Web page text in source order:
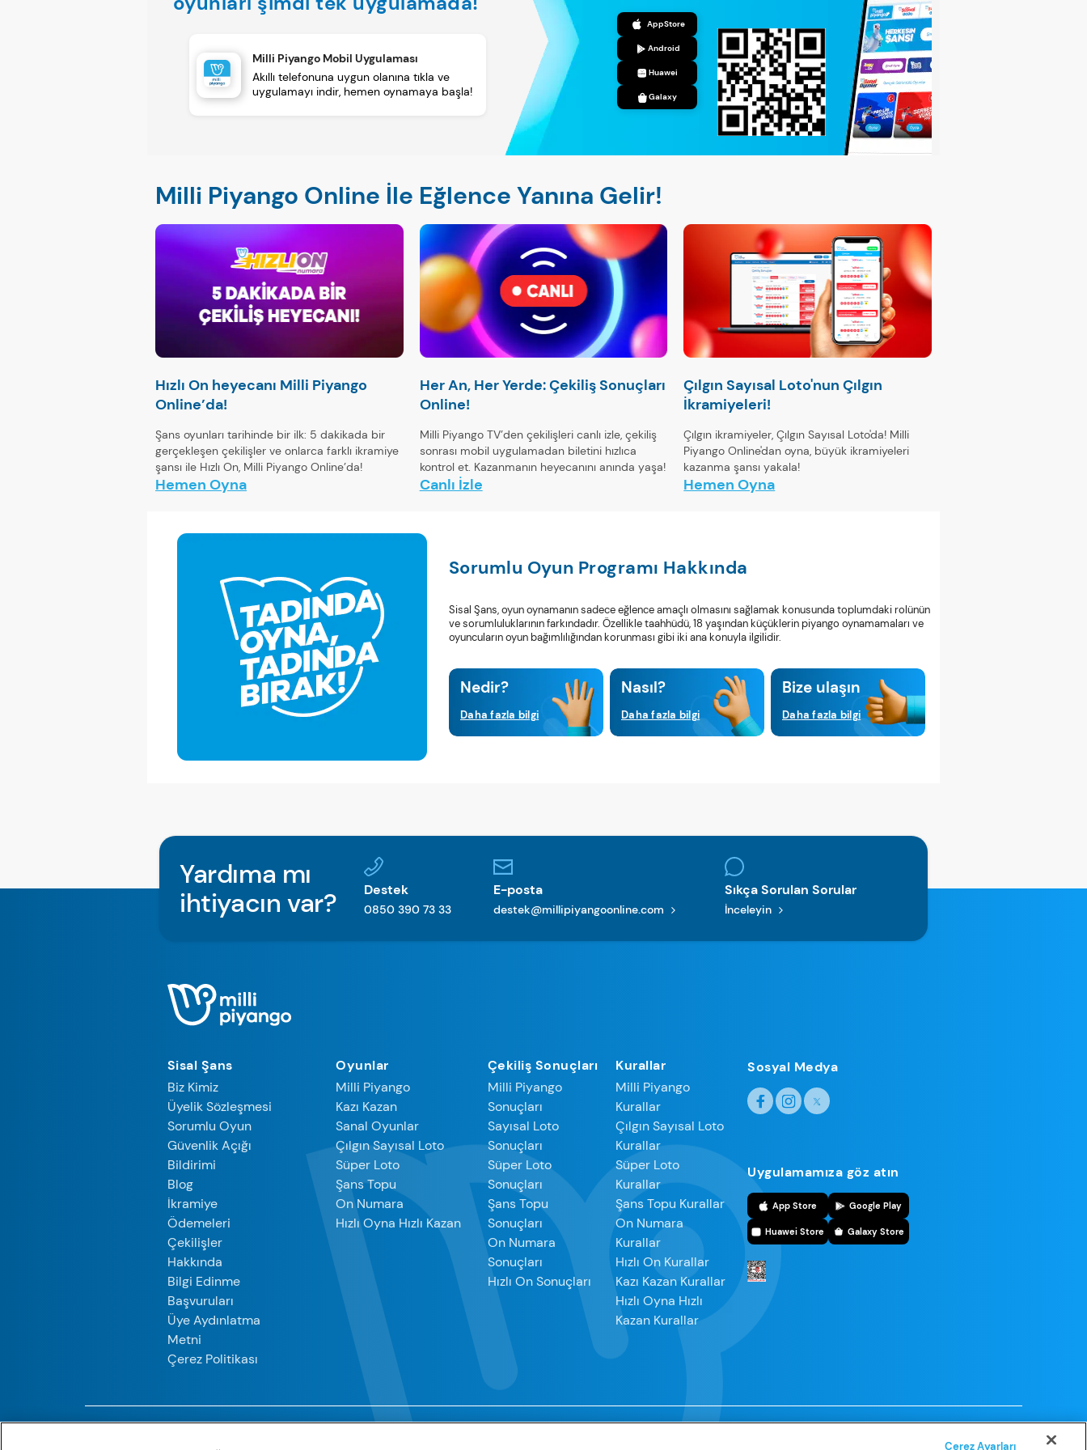
Milli Piyango Mobil Uygulaması
Akıllı telefonuna uygun olanına tıkla ve
uygulamayı indir, hemen oynamaya başla!
AppStore
Android
Huawei
Galaxy
Milli Piyango Online İle Eğlence Yanına Gelir!
Hızlı On heyecanı Milli Piyango
Online’da!
Şans oyunları tarihinde bir ilk: 5 dakikada bir
gerçekleşen çekilişler ve onlarca farklı ikramiye
şansı ile Hızlı On, Milli Piyango Online’da!
Hemen Oyna
Her An, Her Yerde: Çekiliş Sonuçları
Online!
Milli Piyango TV’den çekilişleri canlı izle, çekiliş
sonrası mobil uygulamadan biletini hızlıca
kontrol et. Kazanmanın heyecanını anında yaşa!
Canlı İzle
Çılgın Sayısal Loto'nun Çılgın
İkramiyeleri!
Çılgın ikramiyeler, Çılgın Sayısal Loto'da! Milli
Piyango Online'dan oyna, büyük ikramiyeleri
kazanma şansı yakala!
Hemen Oyna
Sorumlu Oyun Programı Hakkında
Sisal Şans, oyun oynamanın sadece eğlence amaçlı olmasını sağlamak konusunda toplumdaki rolünün
ve sorumluluklarının farkındadır. Özellikle taahhüdü, 18 yaşından küçüklerin piyango oynamamaları ve
oyuncuların oyun bağımlılığından korunması gibi iki ana konuyla ilgilidir.
Nedir?
Daha fazla bilgi
Nasıl?
Daha fazla bilgi
Bize ulaşın
Daha fazla bilgi
Yardıma mı
ihtiyacın var?
Destek
0850 390 73 33
E-posta
destek@millipiyangoonline.com
Sıkça Sorulan Sorular
İnceleyin
Sisal Şans
Biz Kimiz
Üyelik Sözleşmesi
Sorumlu Oyun
Güvenlik Açığı
Bildirimi
Blog
İkramiye
Ödemeleri
Çekilişler
Hakkında
Bilgi Edinme
Başvuruları
Üye Aydınlatma
Metni
Çerez Politikası
Oyunlar
Milli Piyango
Kazı Kazan
Sanal Oyunlar
Çılgın Sayısal Loto
Süper Loto
Şans Topu
On Numara
Hızlı Oyna Hızlı Kazan
Çekiliş Sonuçları
Milli Piyango
Sonuçları
Sayısal Loto
Sonuçları
Süper Loto
Sonuçları
Şans Topu
Sonuçları
On Numara
Sonuçları
Hızlı On Sonuçları
Kurallar
Milli Piyango
Kurallar
Çılgın Sayısal Loto
Kurallar
Süper Loto
Kurallar
Şans Topu Kurallar
On Numara
Kurallar
Hızlı On Kurallar
Kazı Kazan Kurallar
Hızlı Oyna Hızlı
Kazan Kurallar
Sosyal Medya
Uygulamamıza göz atın
App Store Google Play
Huawei Store Galaxy Store
olmaksızın, bu web sitesindeki hiçbir metin, yazılım ve grafik görseli aktaramaz, tadil edemez, kullanamaz ya da başka bir şekilde
Çerez Ayarları